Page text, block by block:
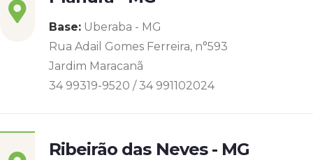
Base: Uberaba - MG
Rua Adail Gomes Ferreira, n°593
Jardim Maracanã
34 99319-9520 / 34 991102024
Ribeirão das Neves - MG